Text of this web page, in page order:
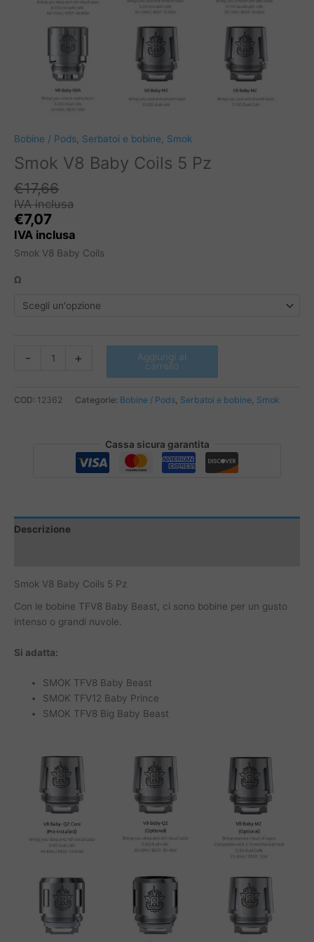
Bobine / Pods Serbatoi e bobine Smok
Smok V8 Baby Coils 5 Pz
€17,66
IVA inclusa
€7,07
IVA inclusa
Smok V8 Baby Coils
Ω
-
Coils
+
Aggiungi al
carrello
COD: 12362 Categorie: Bobine / Pods Serbatoi e bobine Smok
Cassa sicura garantita
Descrizione
Smok V8 Baby Coils 5 Pz
Con le bobine TFV8 Baby Beast, ci sono bobine per un gusto
intenso o grandi nuvole.
Si adatta:
SMOK TFV8 Baby Beast
SMOK TFV12 Baby Prince
SMOK TFV8 Big Baby Beast